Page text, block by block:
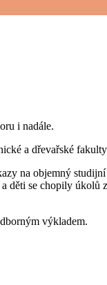
i nadále.
a dřevařské
na objemný
děti se chopily
výkladem.